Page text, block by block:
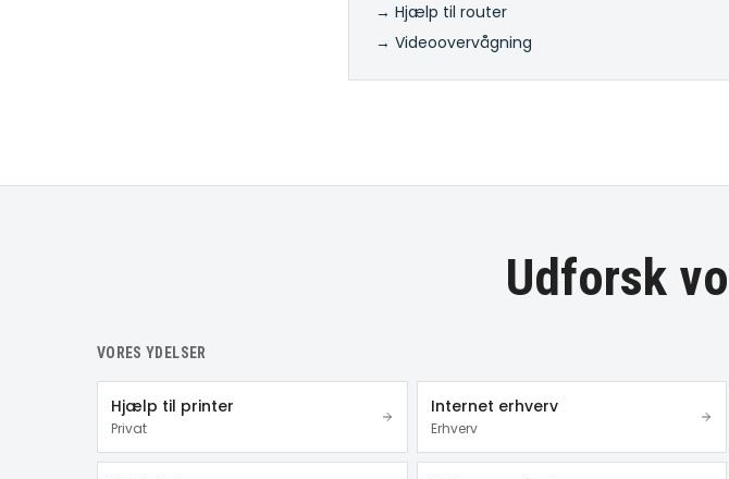
→ Hjælp til router
→ Videoovervågning
Udforsk
VORES YDELSER
Hjælp til printer
Privat
Internet erhverv
Erhverv